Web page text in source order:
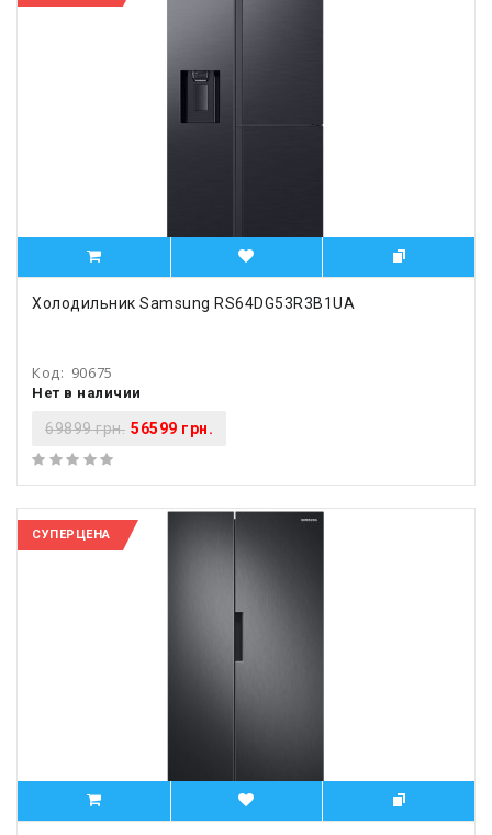
Холодильник Samsung RS64DG53R3B1UA
Код: 90675
Нет в наличии
69899 грн. 56599 грн.
СУПЕРЦЕНА